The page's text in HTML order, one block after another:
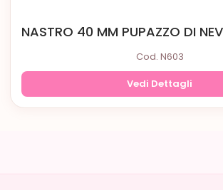
NASTRO 40 MM PUPAZZO DI
Cod. N603
Vedi Dettagli